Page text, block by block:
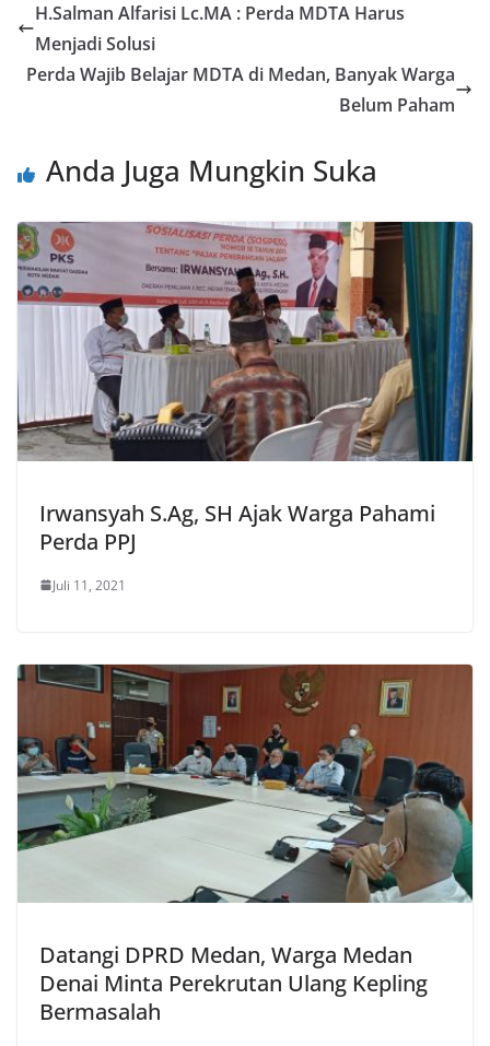
H.Salman Alfarisi Lc.MA : Perda MDTA Harus
Menjadi Solusi
Perda Wajib Belajar MDTA di Medan, Banyak Warga
Belum Paham
Anda Juga Mungkin Suka
Irwansyah S.Ag, SH Ajak Warga Pahami
Perda PPJ
Juli 11, 2021
Datangi DPRD Medan, Warga Medan
Denai Minta Perekrutan Ulang Kepling
Bermasalah